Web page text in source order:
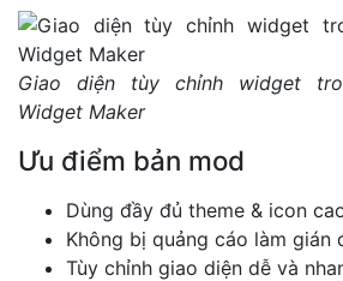
Giao diện tùy chỉnh widget
Widget Maker
Ưu điểm bản mod
Dùng đầy đủ theme & icon
Không bị quảng cáo làm gián
Tùy chỉnh giao diện dễ và